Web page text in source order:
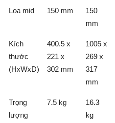
Loa mid 150 mm
150
mm
Kích
thước
(HxWxD)
400.5 x
221 x
302 mm
1005 x
269 x
317
mm
Trọng
lượng
7.5 kg
16.3
kg